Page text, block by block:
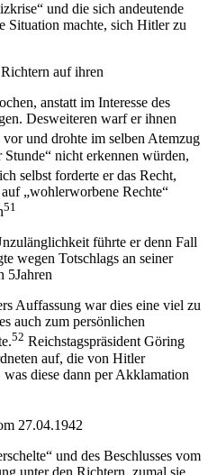
und die sich andeutende
Situation machte, sich Hitler zu
auf ihren
anstatt im Interesse des
Desweiteren warf er ihnen
vor und drohte im selben Atemzug
nicht erkennen würden,
selbst forderte er das Recht,
„wohlerworbene Rechte“
51
führte er denn Fall
wegen Totschlags an seiner
5Jahren
Auffassung war dies eine viel zu
auch zum persönlichen
52 Reichstagspräsident Göring
auf, die von Hitler
diese dann per Akklamation
27.04.1942
und des Beschlusses vom
unter den Richtern, zumal sie